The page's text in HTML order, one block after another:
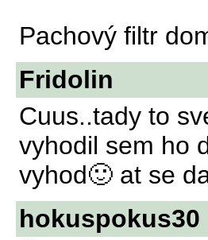
Pachový filtr
Fridolin
Cuus..tady to
vyhodil sem ho
vyhod🙂 at se
hokuspokus30